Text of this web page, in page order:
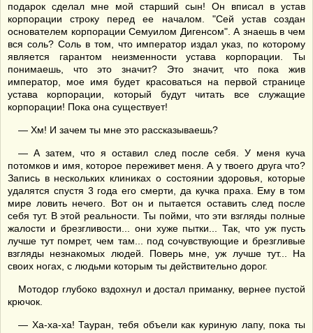
подарок сделал мне мой старший сын! Он вписал в устав
корпорации строку перед ее началом. "Сей устав создан
основателем корпорации Семуилом Дигенсом". А знаешь в чем
вся соль? Соль в том, что император издал указ, по которому
является гарантом неизменности устава корпорации. Ты
понимаешь, что это значит? Это значит, что пока жив
император, мое имя будет красоваться на первой странице
устава корпорации, который будут читать все служащие
корпорации! Пока она существует!
— Хм! И зачем ты мне это рассказываешь?
— А затем, что я оставил след после себя. У меня куча
потомков и имя, которое переживет меня. А у твоего друга что?
Запись в нескольких клиниках о состоянии здоровья, которые
удалятся спустя 3 года его смерти, да кучка праха. Ему в том
мире ловить нечего. Вот он и пытается оставить след после
себя тут. В этой реальности. Ты пойми, что эти взгляды полные
жалости и брезгливости... они хуже пытки... Так, что уж пусть
лучше тут помрет, чем там... под сочувствующие и брезгливые
взгляды незнакомых людей. Поверь мне, уж лучше тут... На
своих ногах, с людьми которым ты действительно дорог.
Мотодор глубоко вздохнул и достал приманку, вернее пустой
крючок.
— Ха-ха-ха! Тауран, тебя объели как куриную лапу, пока ты